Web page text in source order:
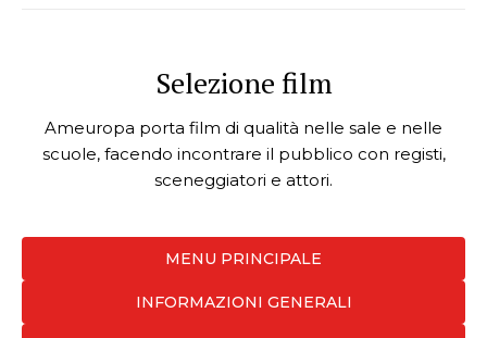
Selezione film
Ameuropa porta film di qualità nelle sale e nelle
scuole, facendo incontrare il pubblico con registi,
sceneggiatori e attori.
MENU PRINCIPALE
INFORMAZIONI GENERALI